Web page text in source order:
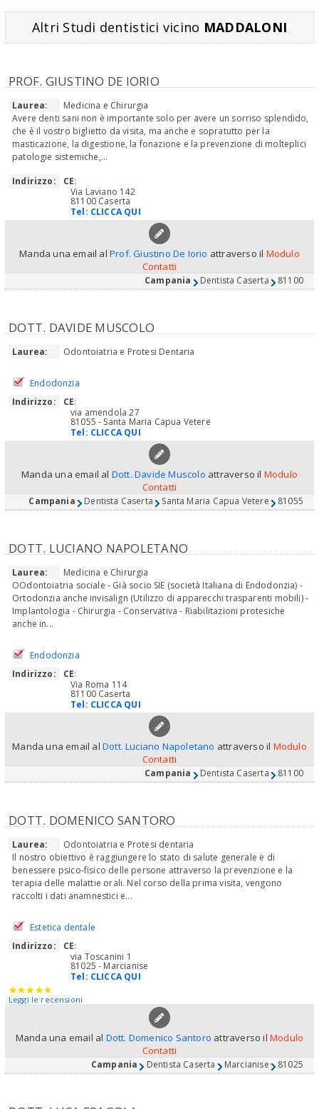
Altri Studi dentistici vicino MADDALONI
PROF. GIUSTINO DE IORIO
Laurea:
Medicina e Chirurgia
Avere denti sani non è importante solo per avere un sorriso splendido,
che è il vostro biglietto da visita, ma anche e sopratutto per la
masticazione, la digestione, la fonazione e la prevenzione di molteplici
patologie sistemiche,...
Indirizzo:
CE:
Via Laviano 142
81100 Caserta
Tel: CLICCA QUI
Manda una email al Prof. Giustino De Iorio attraverso il Modulo
Contatti
Campania Dentista Caserta 81100
DOTT. DAVIDE MUSCOLO
Laurea: Odontoiatria e Protesi Dentaria
Endodonzia
Indirizzo:
CE:
via amendola 27
81055 - Santa Maria Capua Vetere
Tel: CLICCA QUI
Manda una email al Dott. Davide Muscolo attraverso il Modulo
Contatti
Campania Dentista Caserta Santa Maria Capua Vetere 81055
DOTT. LUCIANO NAPOLETANO
Laurea:
Medicina e Chirurgia
OOdontoiatria sociale - Già socio SIE (società Italiana di Endodonzia) -
Ortodonzia anche invisalign (Utilizzo di apparecchi trasparenti mobili) -
Implantologia - Chirurgia - Conservativa - Riabilitazioni protesiche
anche in...
Endodonzia
Indirizzo:
CE:
Via Roma 114
81100 Caserta
Tel: CLICCA QUI
Manda una email al Dott. Luciano Napoletano attraverso il Modulo
Contatti
Campania Dentista Caserta 81100
DOTT. DOMENICO SANTORO
Laurea:
Odontoiatria e Protesi dentaria
Il nostro obiettivo è raggiungere lo stato di salute generale e di
benessere psico-fisico delle persone attraverso la prevenzione e la
terapia delle malattie orali. Nel corso della prima visita, vengono
raccolti i dati anamnestici e...
Estetica dentale
Indirizzo:
CE:
via Toscanini 1
81025 - Marcianise
Tel: CLICCA QUI
Leggi le recensioni
Manda una email al Dott. Domenico Santoro attraverso il Modulo
Contatti
Campania Dentista Caserta Marcianise 81025